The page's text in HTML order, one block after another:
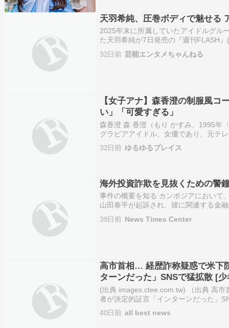
天羽希純、圧巻ボディで魅せる
2025年末に所属していたアイドルグル
た天羽希純が7日発売の『週刊FLASH
続きを読む ≫ 天羽希純 FLASH グラビ
32日前 芸能エンタメちゃんねる
【女子アナ】森香澄の制服風コ
い」「可愛すぎる」
森香澄 森 香澄（もり かすみ、1995年
グラビアアイドル、女優であり、元テ
seju（GROVE株式会社）所属。東京
女子大学現代教養学部人間科学科卒業
32日前 ゆるゆるプレイス
海外投資詐欺を見抜くための警
事件の概要を知る カンボジアにおいて
山田泰平が起訴され、彼に関連する金
のような影響を及ぼすかを慎重に考え
39日前 News Times Center
高市首相… 経歴詐称疑惑で米下
ターンだった」SNSで猛拡散 [
(出典 images.ctee.com.tw) （出典 高
者が決定的証言「インターンだった」
ん ★ ：2026/06/28(日) 09:38:22.48
つ…
40日前 all best news